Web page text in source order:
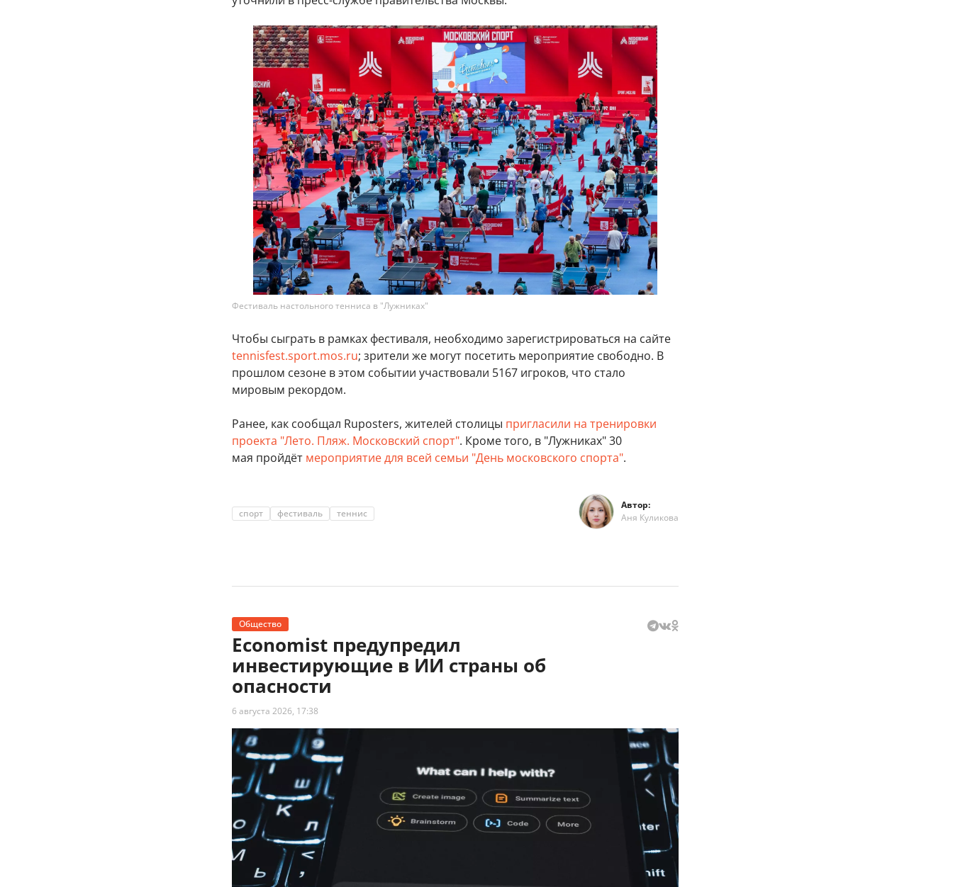
Фестиваль настольного тенниса в "Лужниках"
Чтобы сыграть в рамках фестиваля, необходимо зарегистрироваться на сайте
tennisfest.sport.mos.ru; зрители же могут посетить мероприятие свободно. В
прошлом сезоне в этом событии участвовали 5167 игроков, что стало
мировым рекордом.
Ранее, как сообщал Ruposters, жителей столицы пригласили на тренировки
проекта "Лето. Пляж. Московский спорт". Кроме того, в "Лужниках" 30
мая пройдёт мероприятие для всей семьи "День московского спорта".
спорт фестиваль теннис
Автор:
Аня Куликова
Общество
Economist предупредил
инвестирующие в ИИ страны об
опасности
6 августа 2026, 17:38